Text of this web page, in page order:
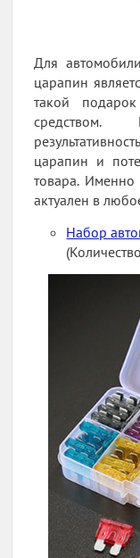
Для
царапин
такой
средством.
царапин и
товара.
актуален в
Набор